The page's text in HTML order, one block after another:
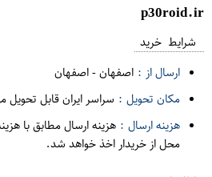
p30roid.ir
شرایط خرید
ارسال از : اصفهان-اصفهان
مکان تحویل : سراسر ایران قابل تحویل
هزینه ارسال : هزینه ارسال مطابق با
محل از خریدار اخذ خواهد شد.